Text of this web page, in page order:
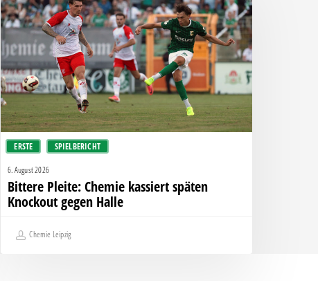
ERSTE SPIELBERICHT
Chemie
kassiert
späten
Knockout
gegen
Halle
6. August 2026
Bittere Pleite: Chemie kassiert späten
Knockout gegen Halle
Chemie Leipzig